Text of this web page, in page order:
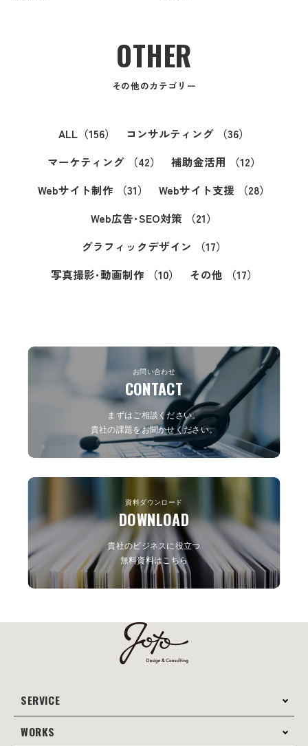
OTHER
その他のカテゴリー
ALL （156） コンサルティング
（36）
マーケティング
（42） 補助金活用
（12）
Webサイト制作
（31） Webサイト支援
（28）
Web広告･SEO対策
（21）
グラフィックデザイン
（17）
写真撮影･動画制作
（10） その他 （17）
資料ダウンロード
DOWNLOAD
貴社のビジネスに役立つ
無料資料はこちら
お問い合わせ
CONTACT
まずはご相談ください。
貴社の課題をお聞かせください。
SERVICE
サービス案内
WORKS